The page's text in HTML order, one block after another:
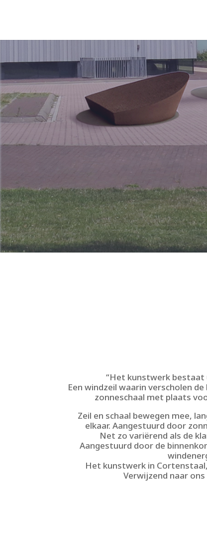
“Het kunstwerk
Een windzeil waarin verscholen
zonneschaal met plaats
Zeil en schaal bewegen mee,
elkaar. Aangestuurd door
Net zo variërend als de
Aangestuurd door de
Het kunstwerk in
Verwijzend naar